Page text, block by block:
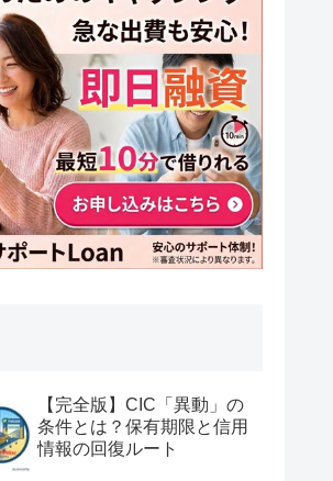
【完全版】CIC「異動」の
条件とは？保有期限と信用
情報の回復ルート